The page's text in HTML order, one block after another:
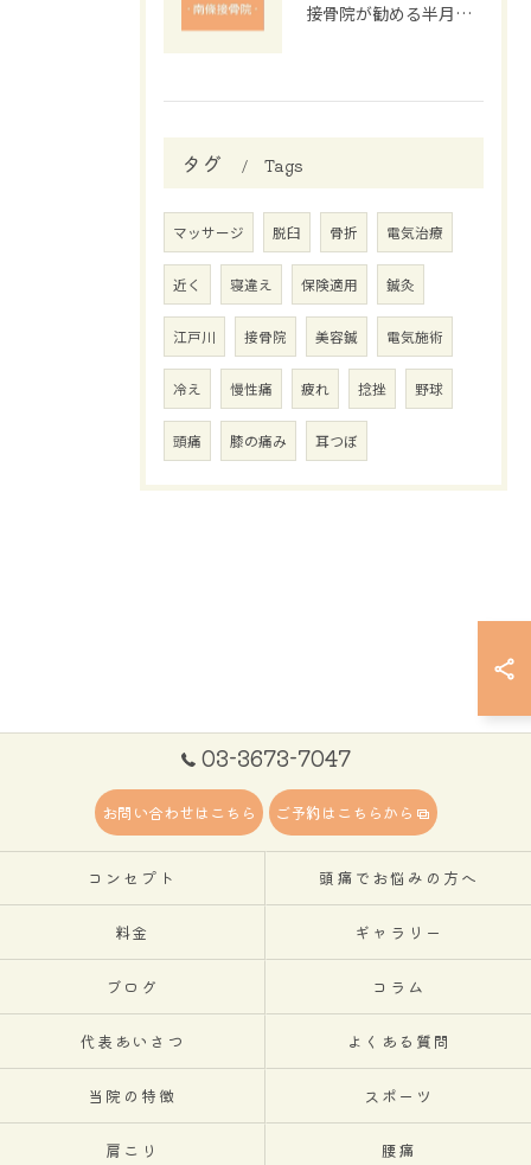
接骨院が勧める半月板損傷の運動法
タグ Tags
マッサージ 脱臼 骨折 電気治療
近く 寝違え 保険適用 鍼灸
江戸川 接骨院 美容鍼 電気施術
冷え 慢性痛 疲れ 捻挫 野球
頭痛 膝の痛み 耳つぼ
03-3673-7047
お問い合わせはこちら ご予約はこちらから
コンセプト 頭痛でお悩みの方へ
料金 ギャラリー
ブログ コラム
代表あいさつ よくある質問
当院の特徴 スポーツ
肩こり 腰痛